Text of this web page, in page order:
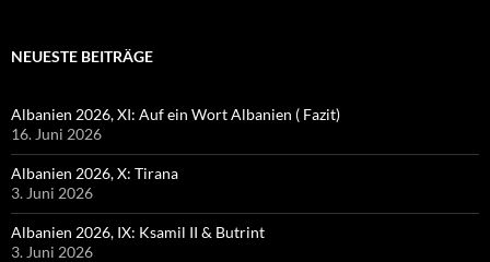
NEUESTE BEITRÄGE
Albanien 2026, XI: Auf ein Wort Albanien ( Fazit)
16. Juni 2026
Albanien 2026, X: Tirana
3. Juni 2026
Albanien 2026, IX: Ksamil II & Butrint
3. Juni 2026